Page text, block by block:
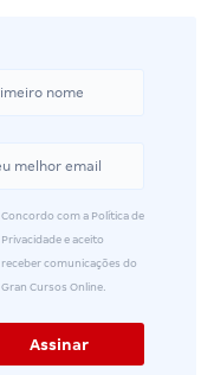
Concordo com a Política de
Privacidade e aceito
receber comunicações do
Gran Cursos Online.